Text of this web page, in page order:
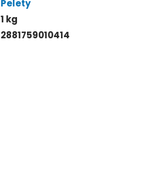
Pelety
1 kg
2881759010414